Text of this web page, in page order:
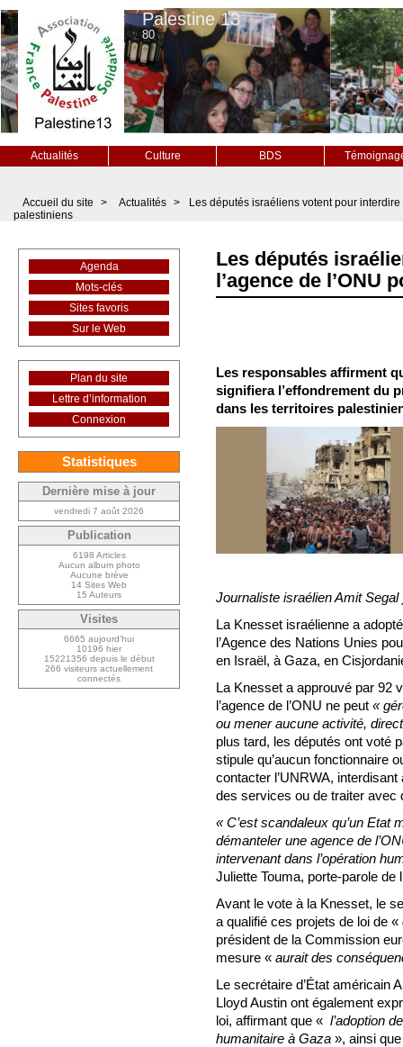
Palestine 13
80
Actualités Culture BDS
Accueil du site > Actualités >
Les députés israéliens votent pour
palestiniens
Les députés
l’agence de l’ONU
Les responsables affirment
signifiera l’effondrement du
dans les territoires
Journaliste israélien Amit Segal
La Knesset israélienne a
l’Agence des Nations Unies
en Israël, à Gaza, en
La Knesset a approuvé par 92
l’agence de l’ONU ne peut «
ou mener aucune activité,
plus tard, les députés ont voté
stipule qu’aucun fonctionnaire
contacter l’UNRWA,
des services ou de traiter avec
« C’est scandaleux qu’un Etat
démanteler une agence de
intervenant dans l’opération
Juliette Touma, porte-parole de
Avant le vote à la Knesset, le
a qualifié ces projets de loi de «
président de la Commission
mesure « aurait des
Le secrétaire d’État américain
Lloyd Austin ont également
loi, affirmant que « l’adoption
humanitaire à Gaza », ainsi
Agenda
Mots-clés
Sites favoris
Sur le Web
Plan du site
Lettre d’information
Connexion
Statistiques
Dernière mise à jour
vendredi 7 août 2026
Publication
6198 Articles
Aucun album photo
Aucune brève
14 Sites Web
15 Auteurs
Visites
6665 aujourd’hui
10196 hier
15221356 depuis le début
266 visiteurs actuellement
connectés